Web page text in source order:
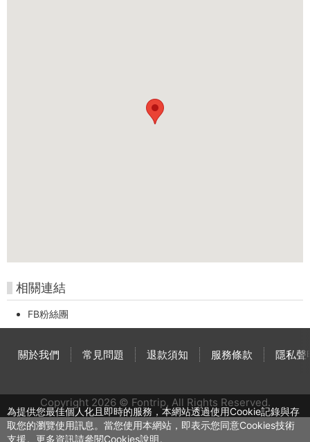
相關連結
FB粉絲團
關於我們 常見問題 退款須知 服務條款 隱私聲
Copyright 2026 © Fontrip, All Rights Reserved.
為提供您最佳個人化且即時的服務，本網站透過使用Cookie記錄與存
取您的瀏覽使用訊息。當您使用本網站，即表示您同意Cookies技術
支援。更多資訊請參閱Cookies說明。